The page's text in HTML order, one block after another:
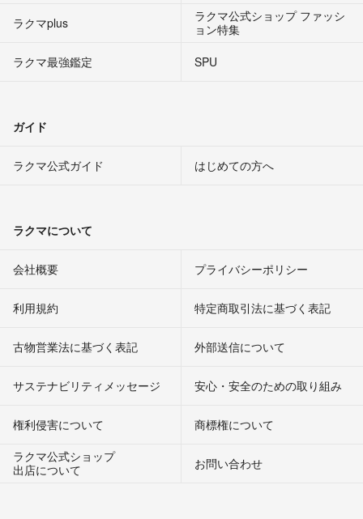
ラクマplus
ラクマ公式ショップ ファッシ
ョン特集
ラクマ最強鑑定
SPU
ガイド
ラクマ公式ガイド はじめての方へ
ラクマについて
会社概要 プライバシーポリシー
利用規約 特定商取引法に基づく表記
古物営業法に基づく表記 外部送信について
サステナビリティメッセージ 安心・安全のための取り組み
権利侵害について
商標権について
ラクマ公式ショップ
出店について
お問い合わせ